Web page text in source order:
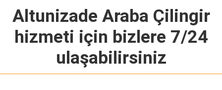
Altunizade Araba Çilingir
hizmeti için bizlere 7/24
ulaşabilirsiniz